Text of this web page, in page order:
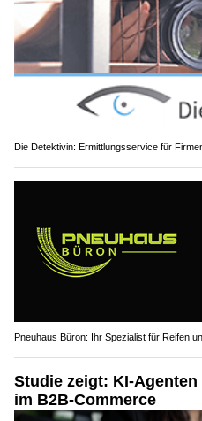
Die Detektivin: Ermittlungsservice für
Pneuhaus Büron: Ihr Spezialist für Reifen
Studie zeigt: KI-
im B2B-Commerce